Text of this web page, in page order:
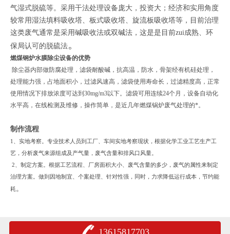
气湿式脱硫等。采用干法处理设备庞大，投资大；经济和实用角度
较常用湿法填料吸收塔、板式吸收塔、旋流板吸收塔等，目前治理
这类废气通常是采用碱吸收法或双碱法，这是是目前zui成熟、环
保局认可的脱硫法。
燃煤钢炉水膜除尘设备的优势
除尘器内部做防腐处理，滤袋耐酸碱，抗高温，防水，骨架经有机硅处理，
处理能力强，占地面积小，过滤风速高，滤袋使用寿命长，过滤精度高，正常
使用情况下排放浓度可达到30mg/m3以下。滤袋可用连续24个月，设备自动化
水平高，在线检测及维修，操作简单，是近几年燃煤锅炉废气处理的*。
制作流程
1
、实地考察。专业技术人员到工厂、车间实地考察现状，根据化学工业工艺生产工
艺，分析废气来源组成及产气量，废气含量和排风口风量。
2 、制定方案。根据工艺流程、厂房面积大小、废气含量的多少，废气的属性来制定
治理方案。做到因地制宜、个案处理、针对性强，同时，力求降低运行成本，节约能
耗 。
13615817703